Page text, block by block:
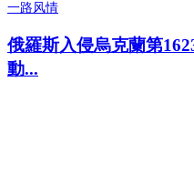
一路风情
俄羅斯入侵烏克蘭第
動...